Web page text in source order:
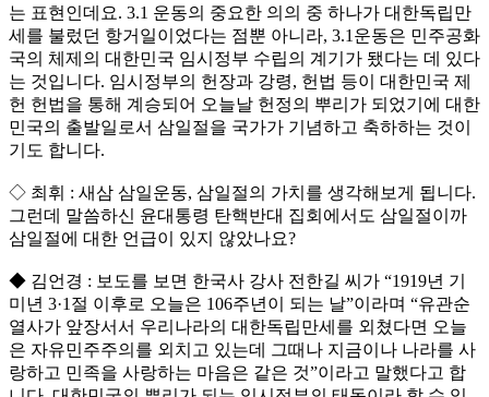
는 표현인데요. 3.1 운동의 중요한 의의 중 하나가 대한독립만
세를 불렀던 항거일이었다는 점뿐 아니라, 3.1운동은 민주공화
국의 체제의 대한민국 임시정부 수립의 계기가 됐다는 데 있다
는 것입니다. 임시정부의 헌장과 강령, 헌법 등이 대한민국 제
헌 헌법을 통해 계승되어 오늘날 헌정의 뿌리가 되었기에 대한
민국의 출발일로서 삼일절을 국가가 기념하고 축하하는 것이
기도 합니다.
◇ 최휘 : 새삼 삼일운동, 삼일절의 가치를 생각해보게 됩니다.
그런데 말씀하신 윤대통령 탄핵반대 집회에서도 삼일절이까
삼일절에 대한 언급이 있지 않았나요?
◆ 김언경 : 보도를 보면 한국사 강사 전한길 씨가 “1919년 기
미년 3·1절 이후로 오늘은 106주년이 되는 날”이라며 “유관순
열사가 앞장서서 우리나라의 대한독립만세를 외쳤다면 오늘
은 자유민주주의를 외치고 있는데 그때나 지금이나 나라를 사
랑하고 민족을 사랑하는 마음은 같은 것”이라고 말했다고 합